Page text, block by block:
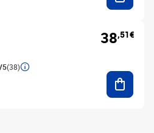
5(38)
38,51€